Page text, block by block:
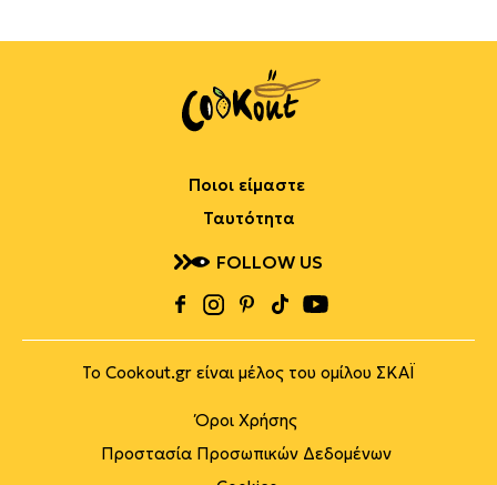
Ποιοι είμαστε
Ταυτότητα
FOLLOW US
Το Cookout.gr είναι μέλος του ομίλου ΣΚΑΪ
Όροι Χρήσης
Προστασία Προσωπικών Δεδομένων